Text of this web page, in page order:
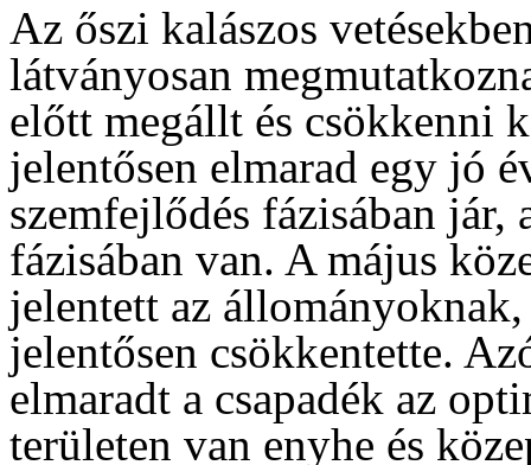
Az őszi kalászos
látványosan
előtt megállt és csökkenni
jelentősen elmarad egy jó
szemfejlődés fázisában jár,
fázisában van. A május
jelentett az
jelentősen csökkentette.
elmaradt a csapadék az
területen van enyhe és